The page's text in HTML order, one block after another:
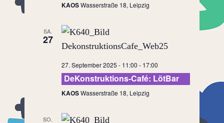
KAOSWasserstraße 18, Leipzig
SA.
27
27. September 2025 - 11:00 - 17:00
DeKonstruktions-Café: LötBar
KAOSWasserstraße 18, Leipzig
SO.